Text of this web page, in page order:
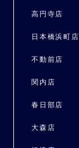
高円寺店
日本橋浜町店
不動前店
関内店
春日部店
大森店